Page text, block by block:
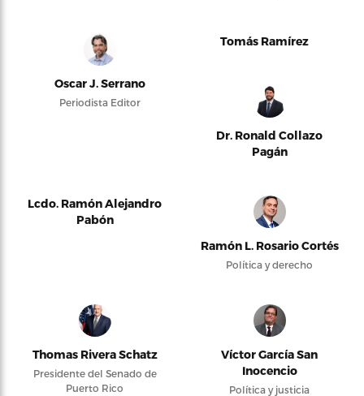
Oscar J. Serrano
Periodista Editor
Tomás Ramírez
Dr. Ronald Collazo
Pagán
Lcdo. Ramón Alejandro
Pabón
Ramón L. Rosario Cortés
Política y derecho
Thomas Rivera Schatz
Presidente del Senado de
Puerto Rico
Víctor García San
Inocencio
Política y justicia